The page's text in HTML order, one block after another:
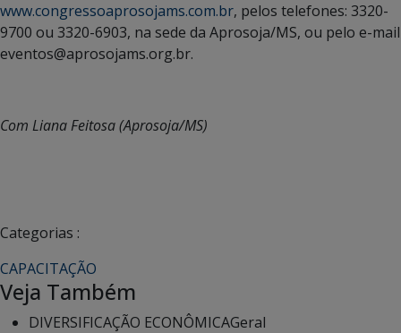
www.congressoaprosojams.com.br, pelos telefones: 3320-
9700 ou 3320-6903, na sede da Aprosoja/MS, ou pelo e-mail
eventos@aprosojams.org.br.
Com Liana Feitosa (Aprosoja/MS)
Categorias :
CAPACITAÇÃO
Veja Também
DIVERSIFICAÇÃO ECONÔMICAGeral